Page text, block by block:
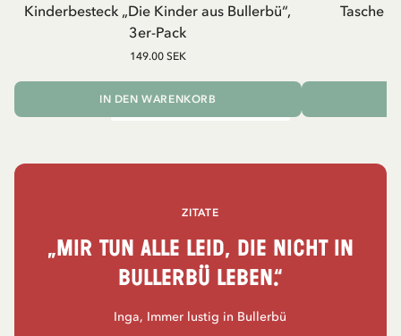
Kinderbesteck „Die Kinder aus Bullerbü“,
3er-Pack
149.00 SEK
IN DEN WARENKORB
Tasche -
ZITATE
„Mir tun alle leid, die nicht in
Bullerbü leben.“
Inga, Immer lustig in Bullerbü